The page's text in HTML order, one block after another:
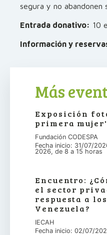
segura y no abandonen
Entrada donativo: 10
Información y
Más
Exposición
primera mujer'
Fundación CODESPA
Fecha inicio: 31/07/
2026, de 8 a 15 horas
Encuentro:
el sector
respuesta a
Venezuela?
IECAH
Fecha inicio: 02/07/